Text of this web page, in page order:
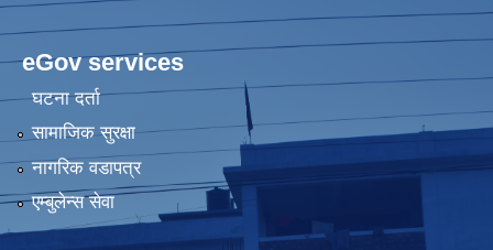
eGov services
घटना दर्ता
सामाजिक सुरक्षा
नागरिक वडापत्र
एम्बुलेन्स सेवा